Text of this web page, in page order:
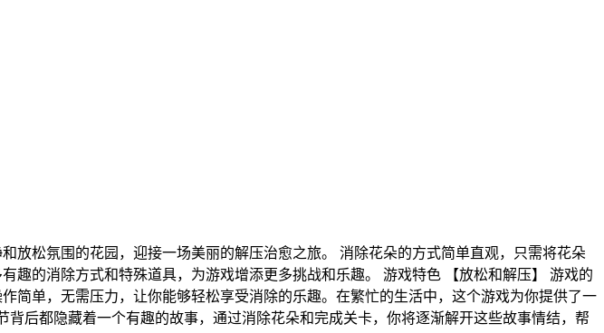
放松氛围的花园，迎接一场美丽的解压治愈之旅。 消除花朵的方式简单直观，只需将花朵
的消除方式和特殊道具，为游戏增添更多挑战和乐趣。 游戏特色 【放松和解压】 游戏的
简单，无需压力，让你能够轻松享受消除的乐趣。在繁忙的生活中，这个游戏为你提供了一
后都隐藏着一个有趣的故事，通过消除花朵和完成关卡，你将逐渐解开这些故事情结，帮